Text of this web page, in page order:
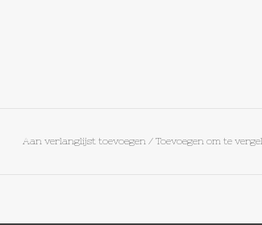
Aan verlanglijst toevoegen / Toevoegen om te